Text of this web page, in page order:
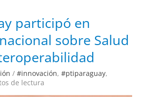
participó en
sobre Salud
/ #innovación, #ptiparaguay,
de lectura